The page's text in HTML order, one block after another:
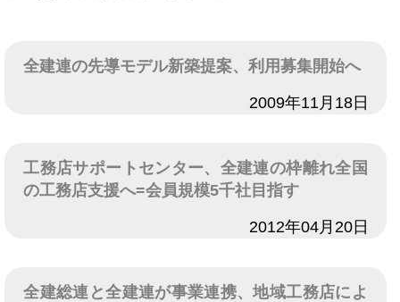
全建連の先導モデル新築提案、利用募集開始へ
2009年11月18日
工務店サポートセンター、全建連の枠離れ全国
の工務店支援へ=会員規模5千社目指す
2012年04月20日
全建総連と全建連が事業連携、地域工務店によ